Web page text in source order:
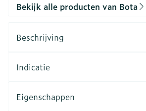
Bekijk alle producten van Bota
Beschrijving
Indicatie
Eigenschappen